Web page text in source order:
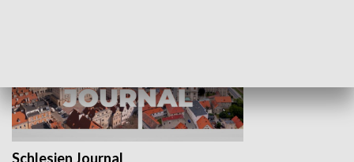
Schlesien Journal